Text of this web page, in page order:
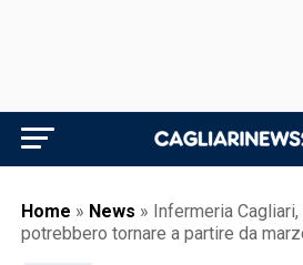
Home » News » Infermeria
potrebbero tornare a partire da